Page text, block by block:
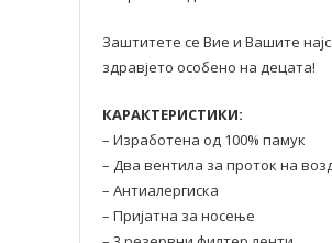
Заштитете се Вие и Вашите
здравјето особено на децата!
КАРАКТЕРИСТИКИ:
– Изработена од 100% памук
– Два вентила за проток на
– Антиалергиска
– Пријатна за носење